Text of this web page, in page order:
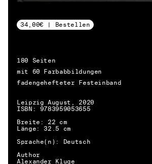
DE → EN
34,00€ | Bestellen
180 Seiten
mit 60 Farbabbildungen
fadengehefteter Festeinband
Leipzig August, 2020
ISBN: 9783959053655
Breite: 22 cm
Länge: 32.5 cm
Sprache(n): Deutsch
Author
Alexander Kluge